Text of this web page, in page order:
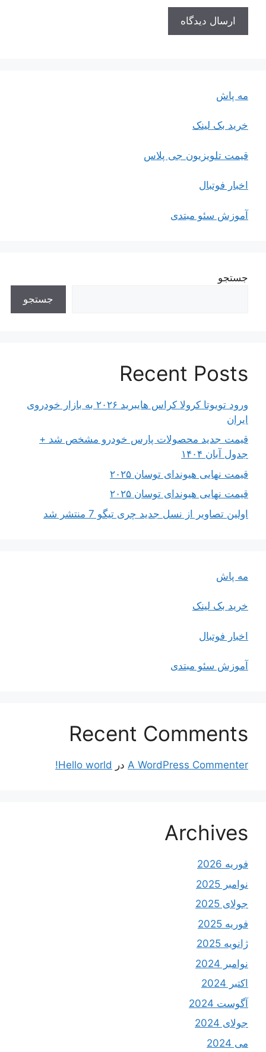
مه پاش
خرید بک لینک
قیمت تلویزیون جی پلاس
اخبار فوتبال
آموزش سئو مبتدی
جستجو
جستجو
Recent Posts
ورود تویوتا کرولا کراس هایبرید ۲۰۲۶ به بازار خودروی
ایران
قیمت جدید محصولات پارس خودرو مشخص شد +
جدول آبان ۱۴۰۴
قیمت نهایی هیوندای توسان ۲۰۲۵
قیمت نهایی هیوندای توسان ۲۰۲۵
اولین تصاویر از نسل جدید چری تیگو 7 منتشر شد
مه پاش
خرید بک لینک
اخبار فوتبال
آموزش سئو مبتدی
Recent Comments
A WordPress Commenter در Hello world!
Archives
فوریه 2026
نوامبر 2025
جولای 2025
فوریه 2025
ژانویه 2025
نوامبر 2024
اکتبر 2024
آگوست 2024
جولای 2024
می 2024